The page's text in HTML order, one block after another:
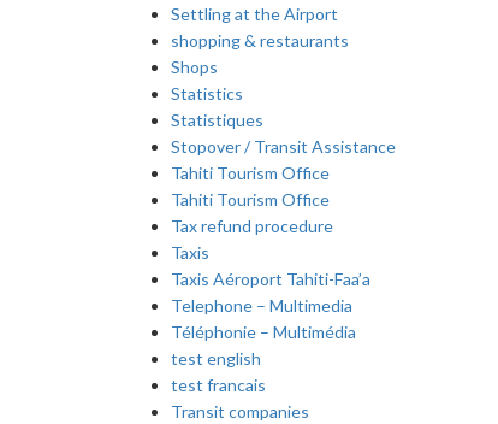
Settling at the Airport
shopping & restaurants
Shops
Statistics
Statistiques
Stopover / Transit Assistance
Tahiti Tourism Office
Tahiti Tourism Office
Tax refund procedure
Taxis
Taxis Aéroport Tahiti-Faa’a
Telephone – Multimedia
Téléphonie – Multimédia
test english
test francais
Transit companies